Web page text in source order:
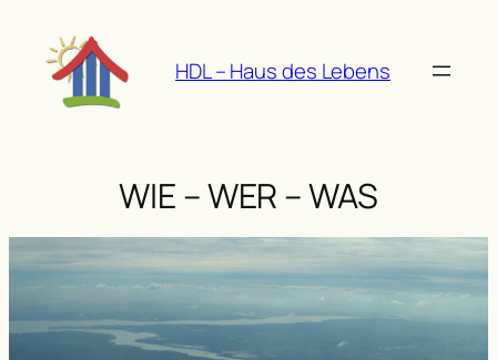
Inhalt
springen
HDL – Haus des Lebens
WIE – WER – WAS